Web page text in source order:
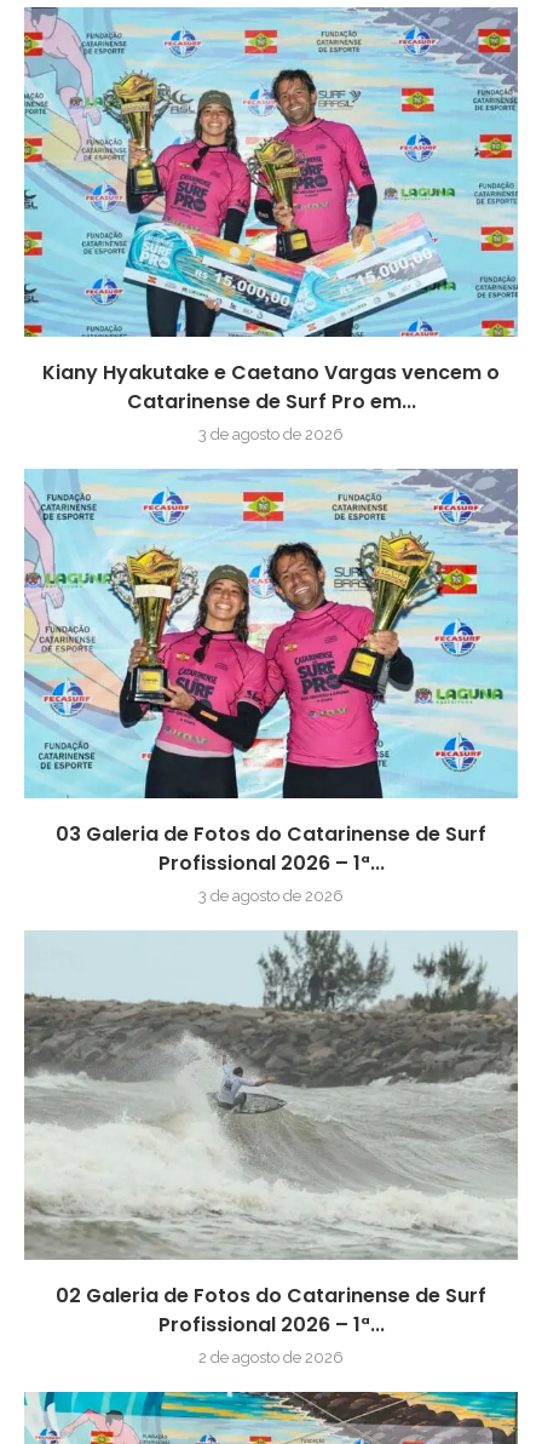
Kiany Hyakutake e Caetano Vargas vencem o
Catarinense de Surf Pro em...
3 de agosto de 2026
03 Galeria de Fotos do Catarinense de Surf
Profissional 2026 – 1ª...
3 de agosto de 2026
02 Galeria de Fotos do Catarinense de Surf
Profissional 2026 – 1ª...
2 de agosto de 2026